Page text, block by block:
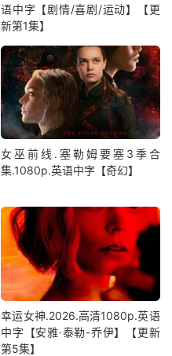
语中字【剧情/喜剧/运动】【更
新第1集】
女巫前线.塞勒姆要塞3季合
集.1080p.英语中字【奇幻】
幸运女神.2026.高清1080p.英语
中字【安雅·泰勒-乔伊】【更新
第5集】